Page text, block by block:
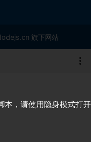
旗下网站
本，请使用隐身模式打开